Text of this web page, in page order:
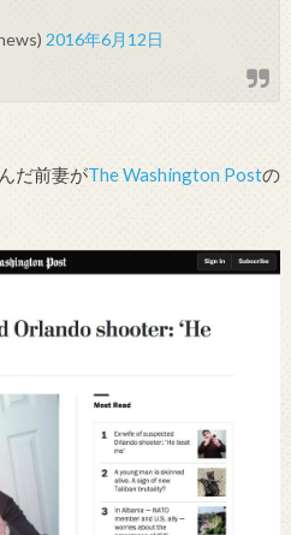
2016年6月12日
だ前妻がThe Washington Postの